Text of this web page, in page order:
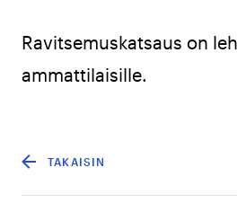
Ravitsemuskatsaus on
ammattilaisille.
TAKAISIN